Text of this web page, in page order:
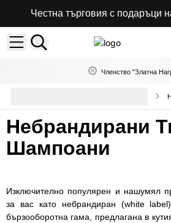
Честна търговия с подаръци
Членство "Златна
Небрандирани
Шампоани
Изключително популярен и нашумял
за вас като небрандиран (white
бързооборотна гама, предлагана в